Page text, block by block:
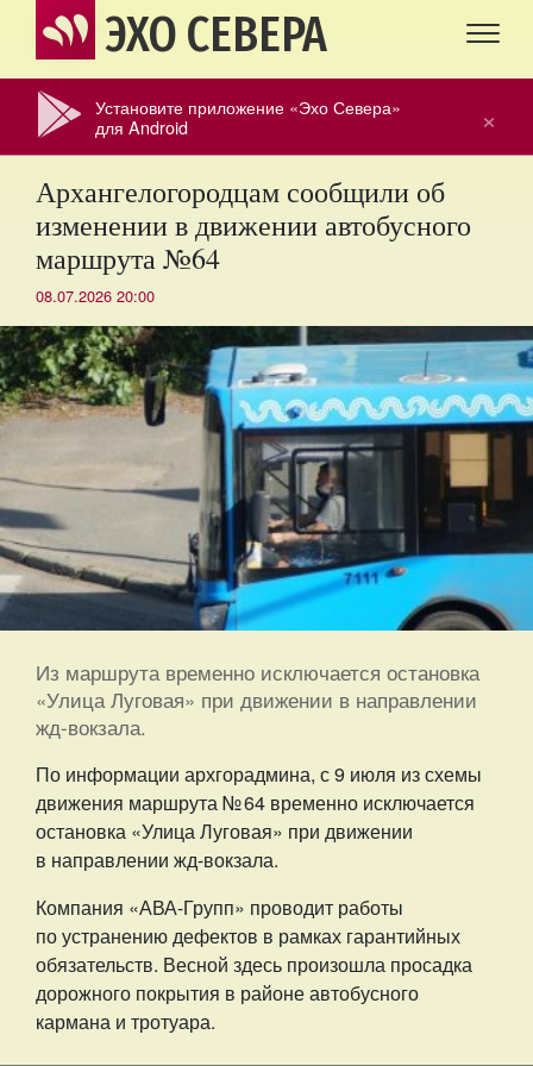
ЭХО СЕВЕРА
×
Установите приложение «Эхо Севера»
для Android
Архангелогородцам сообщили об
изменении в движении автобусного
маршрута №64
08.07.2026 20:00
Из маршрута временно исключается остановка
«Улица Луговая» при движении в направлении
жд-вокзала.
По информации архгорадмина, с 9 июля из схемы
движения маршрута № 64 временно исключается
остановка «Улица Луговая» при движении
в направлении жд-вокзала.
Компания «АВА-Групп» проводит работы
по устранению дефектов в рамках гарантийных
обязательств. Весной здесь произошла просадка
дорожного покрытия в районе автобусного
кармана и тротуара.